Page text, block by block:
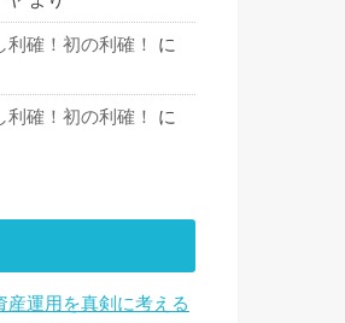
確！初の利確！
に
確！初の利確！
に
産運用を真剣に考える